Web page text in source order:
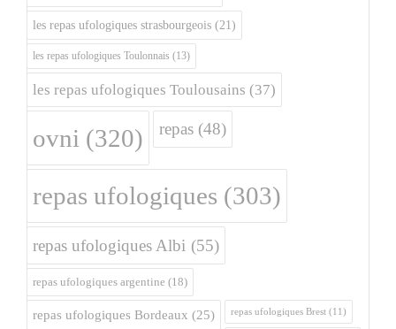
les repas ufologiques strasbourgeois (21)
les repas ufologiques Toulonnais (13)
les repas ufologiques Toulousains (37)
ovni (320) repas (48)
repas ufologiques (303)
repas ufologiques Albi (55)
repas ufologiques argentine (18)
repas ufologiques Bordeaux (25) repas ufologiques Brest (11)